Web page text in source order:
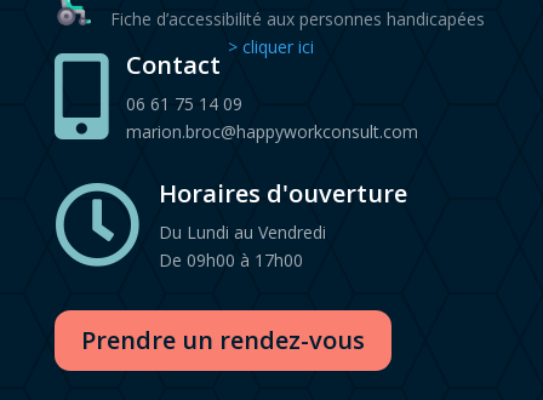
Fiche d’accessibilité aux personnes handicapées
> cliquer ici
 Contact
06 61 75 14 09
marion.broc@happyworkconsult.com
 Horaires d'ouverture
Du Lundi au Vendredi
De 09h00 à 17h00
Prendre un rendez-vous